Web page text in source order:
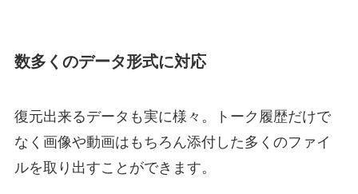
数多くのデータ形式に対応
復元出来るデータも実に様々。トーク履歴だけで
なく画像や動画はもちろん添付した多くのファイ
ルを取り出すことができます。